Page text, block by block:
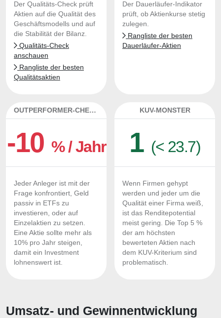
Der Qualitäts-Check prüft
Aktien auf die Qualität des
Geschäftsmodells und auf
die Stabilität der Bilanz.
Qualitäts-Check
anschauen
Rangliste der besten
Qualitätsaktien
Der Dauerläufer-Indikator
prüft, ob Aktienkurse stetig
zulegen.
Rangliste der besten
Dauerläufer-Aktien
OUTPERFORMER-CHECK
-10% / Jahr
Jeder Anleger ist mit der
Frage konfrontiert, Geld
passiv in ETFs zu
investieren, oder auf
Einzelaktien zu setzen.
Eine Aktie sollte mehr als
10% pro Jahr steigen,
damit ein Investment
lohnenswert ist.
KUV-MONSTER
1 (< 23.7)
Wenn Firmen gehypt
werden und jeder um die
Qualität einer Firma weiß,
ist das Renditepotential
meist gering. Die Top 5 %
der am höchsten
bewerteten Aktien nach
dem KUV-Kriterium sind
problematisch.
Umsatz- und Gewinnentwicklung